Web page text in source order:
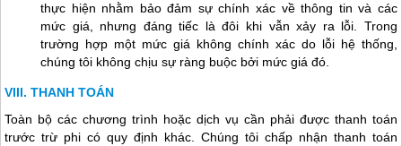
thực hiện nhằm bảo đảm sự chính xác về thông tin và các
mức giá, nhưng đáng tiếc là đôi khi vẫn xảy ra lỗi. Trong
trường hợp một mức giá không chính xác do lỗi hệ thống,
chúng tôi không chịu sự ràng buộc bởi mức giá đó.
THANH TOÁN
Toàn bộ các chương trình hoặc dịch vụ cần phải được thanh toán
trước trừ phi có quy định khác. Chúng tôi chấp nhận thanh toán